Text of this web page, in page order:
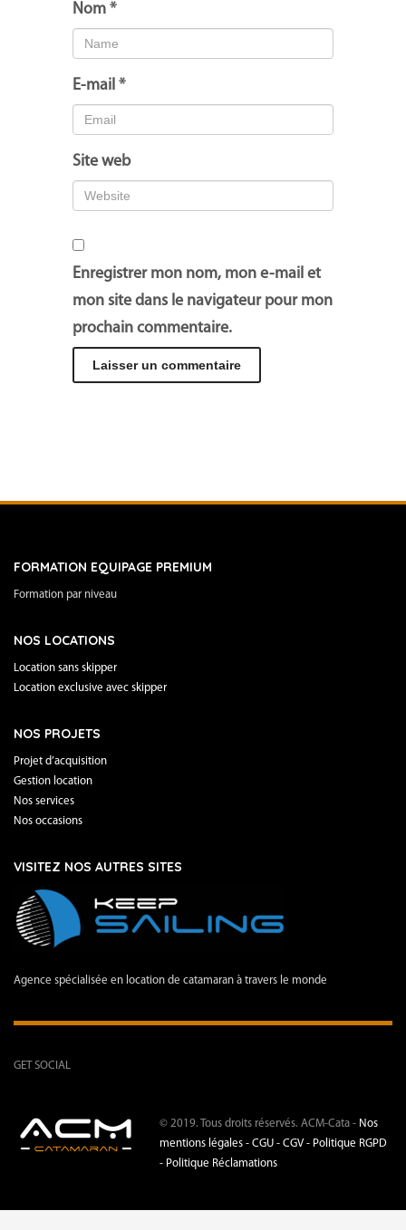
Nom *
E-mail *
Site web
Enregistrer mon nom, mon e-mail et
mon site dans le navigateur pour mon
prochain commentaire.
FORMATION EQUIPAGE PREMIUM
Formation par niveau
NOS LOCATIONS
Location sans skipper
Location exclusive avec skipper
NOS PROJETS
Projet d’acquisition
Gestion location
Nos services
Nos occasions
VISITEZ NOS AUTRES SITES
Agence spécialisée en location de catamaran à travers le monde
GET SOCIAL
© 2019. Tous droits réservés. ACM-Cata - Nos
mentions légales - CGU - CGV - Politique RGPD
- Politique Réclamations